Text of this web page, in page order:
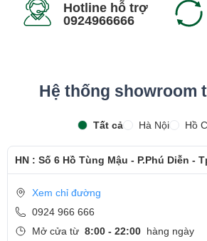
Hotline hỗ trợ
0924966666
Hệ thống showroom
Tất cả Hà Nội Hồ
HN : Số 6 Hồ Tùng Mậu - P.Phú Diễn -
Xem chỉ đường
0924 966 666
Mở cửa từ 8:00 - 22:00 hàng ngày